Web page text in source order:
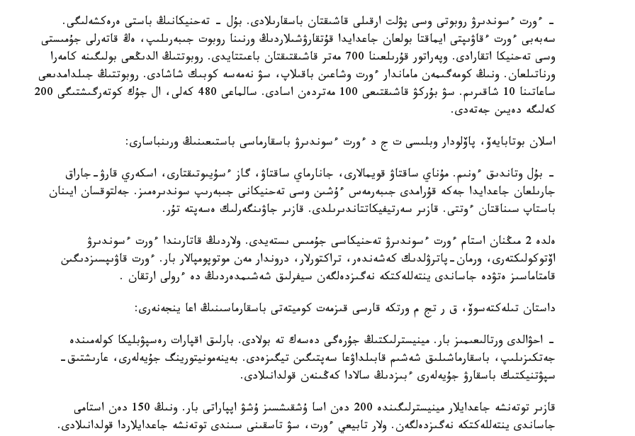
- ءورت ءسوندىرۋ روبوتى وسى پۋلت ارقىلى قاشىقتان باسقارىلادى. بۇل - تەحنيكانىڭ باستى ەرەكشەلىگى.
سەبەبى ءورت ءقاۋىپتى ايماقتا بولعان جاعدايدا قۇتقارۋشىلاردىڭ ورنىنا روبوت جىبەرىلىپ، ەڭ قاتەرلى جۇمىستى
وسى تەحنيكا اتقارادى. وپەراتور قۇرىلعىنا 700 مەتر قاشىقتىقتان باعىتتايدى. روبوتتىڭ الدىڭعى بولىگىنە كامەرا
ورناتىلعان. ونىڭ كومەگىمەن ماماندار ءورت وشاعىن باقىلاپ، سۋ نەمەسە كوبىك شاشادى. روبوتتىڭ جىلدامدىعى
ساعاتىنا 10 شاقىرىم. سۋ بۇركۋ قاشىقتىعى 100 مەتردەن اسادى. سالماعى 480 كەلى، ال جۇك كوتەرگىشتىگى 200
كەلىگە دەيىن جەتەدى.
اسلان بوتابايەۆ، پاۆلودار وبلىسى ت ج د ءورت ءسوندىرۋ باسقارماسى باستىعىنىڭ ورىنباسارى:
- بۇل وتاندىق ءونىم. مۇناي ساقتاۋ قويمالارى، جانارماي ساقتاۋ، گاز ءسۇيىوتىقتارى، اسكەري قارۋ-جاراق
جارىلعان جاعدايدا جەكە قۇرامدى جىبەرمەس ءۇشىن وسى تەحنيكانى جىبەرىپ سوندىرەمىز. جەلتوقسان ايىنان
باستاپ سىناقتان ءوتتى. قازىر سەرتيفيكاتتاندىرىلدى. قازىر جاۋىنگەرلىك ەسەپتە تۇر.
ەلدە 2 مىڭنان استام ءورت ءسوندىرۋ تەحنيكاسى جۇمىس ىستەيدى. ولاردىڭ قاتارىندا ءورت ءسوندىرۋ
اۆتوكولىكتەرى، ورمان-پاترۋلدىك كەشەندەر، تراكتورلار، دروندار مەن موتوپومپالار بار. ءورت قاۋىپسىزدىگىن
قامتاماسىز ەتۋدە جاساندى ينتەللەكتكە نەگىزدەلگەن سيفرلىق شەشىمدەردىڭ دە ءرولى ارتقان .
داستان تىلەكتەسوۆ، ق ر تج م ورتكە قارسى قىزمەت كوميتەتى باسقارماسىنىڭ اعا ينجەنەرى:
- احۋالدى ورتالىعىمىز بار. مينيسترلىكتىڭ جۇرەگى دەسەك تە بولادى. بارلىق اقپارات رەسپۋبليكا كولەمىندە
جەتكىزىلىپ، باسقارماشىلىق شەشىم قابىلداۋعا سەپتىگىن تيگىزەدى. بەينەمونيتورينگ جۇيەلەرى، عارىشتىق-
سپۋتنيكتىك باسقارۋ جۇيەلەرى ءبىزدىڭ سالادا كەڭىنەن قولدانىلادى.
قازىر توتەنشە جاعدايلار مينيسترلىگىندە 200 دەن اسا ۇشقىشسىز ۇشۋ اپپاراتى بار. ونىڭ 150 دەن استامى
جاساندى ينتەللەكتكە نەگىزدەلگەن. ولار تابيعي ءورت، سۋ تاسقىنى سىندى توتەنشە جاعدايلاردا قولدانىلادى.